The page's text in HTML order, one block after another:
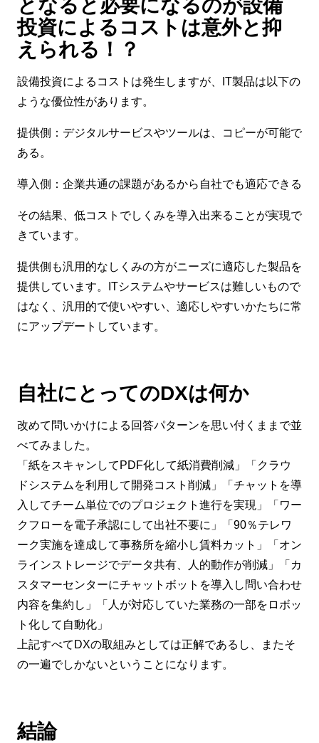
となると必要になるのが設備
投資によるコストは意外と抑
えられる！？
設備投資によるコストは発生しますが、IT製品は以下の
ような優位性があります。
提供側：デジタルサービスやツールは、コピーが可能で
ある。
導入側：企業共通の課題があるから自社でも適応できる
その結果、低コストでしくみを導入出来ることが実現で
きています。
提供側も汎用的なしくみの方がニーズに適応した製品を
提供しています。ITシステムやサービスは難しいもので
はなく、汎用的で使いやすい、適応しやすいかたちに常
にアップデートしています。
自社にとってのDXは何か
改めて問いかけによる回答パターンを思い付くままで並
べてみました。
「紙をスキャンしてPDF化して紙消費削減」「クラウ
ドシステムを利用して開発コスト削減」「チャットを導
入してチーム単位でのプロジェクト進行を実現」「ワー
クフローを電子承認にして出社不要に」「90％テレワ
ーク実施を達成して事務所を縮小し賃料カット」「オン
ラインストレージでデータ共有、人的動作が削減」「カ
スタマーセンターにチャットボットを導入し問い合わせ
内容を集約し」「人が対応していた業務の一部をロボッ
ト化して自動化」
上記すべてDXの取組みとしては正解であるし、またそ
の一遍でしかないということになります。
結論